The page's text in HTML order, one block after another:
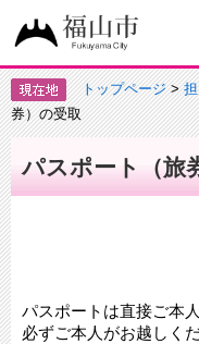
トップページ>
券）の受取
パスポート（旅
パスポートは直接ご本
必ずご本人がお越しくだ